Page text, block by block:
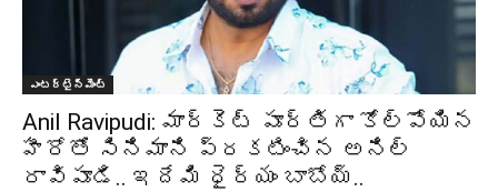
ఎంటర్టైన్మెంట్
Anil Ravipudi: మార్కెట్ పూర్తిగా కోల్పోయిన
హీరోతో సినిమాని ప్రకటించిన అనిల్
రావిపూడి.. ఇదేమి ధైర్యం బాబోయ్..